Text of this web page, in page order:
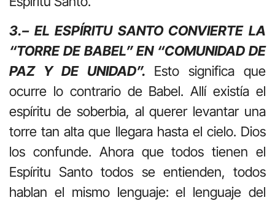
3.– EL ESPÍRITU SANTO CONVIERTE LA
“TORRE DE BABEL” EN “COMUNIDAD DE
PAZ Y DE UNIDAD”. Esto significa que
ocurre lo contrario de Babel. Allí existía el
espíritu de soberbia, al querer levantar una
torre tan alta que llegara hasta el cielo. Dios
los confunde. Ahora que todos tienen el
Espíritu Santo todos se entienden, todos
hablan el mismo lenguaje: el lenguaje del